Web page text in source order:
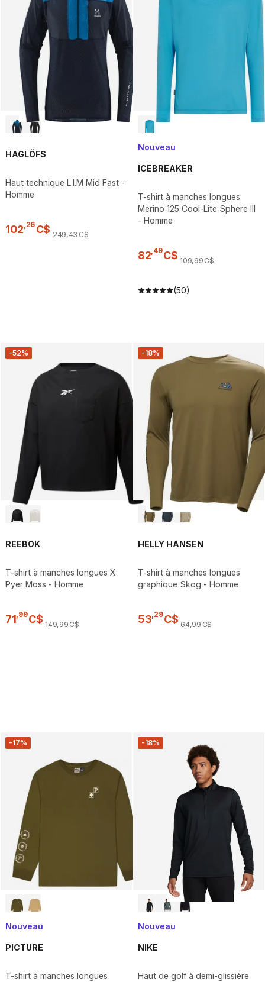
HAGLÖFS
Haut technique L.I.M Mid Fast -
Homme
102,26 C$ 249,43C$
Nouveau
ICEBREAKER
T-shirt à manches longues
Merino 125 Cool-Lite Sphere III
- Homme
82,49C$ 109,99C$
(50)
-52%
REEBOK
T-shirt à manches longues X
Pyer Moss - Homme
71 99C$ 149,99C$
-18%
HELLY HANSEN
T-shirt à manches longues
graphique Skog - Homme
53 29C$ 64,99C$
-17%
Nouveau
PICTURE
T-shirt à manches longues
-18%
Nouveau
NIKE
Haut de golf à demi-glissière